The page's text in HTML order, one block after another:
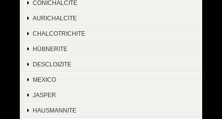
CONICHALCITE
AURICHALCITE
CHALCOTRICHITE
HÜBNERITE
DESCLOIZITE
MEXICO
JASPER
HAUSMANNITE